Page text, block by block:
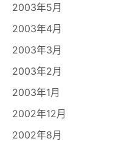
2003年5月
2003年4月
2003年3月
2003年2月
2003年1月
2002年12月
2002年8月